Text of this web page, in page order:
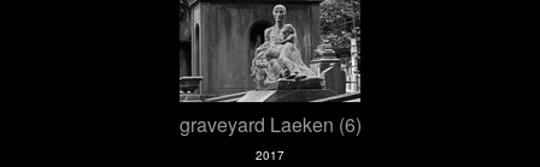
graveyard Laeken (6)
2017